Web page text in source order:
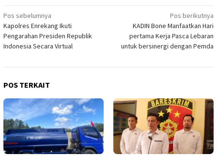
Navigasi
pos
Pos sebelumnya
Kapolres Enrekang Ikuti
Pengarahan Presiden Republik
Indonesia Secara Virtual
Pos berikutnya
KADIN Bone Manfaatkan Hari
pertama Kerja Pasca Lebaran
untuk bersinergi dengan Pemda
POS TERKAIT